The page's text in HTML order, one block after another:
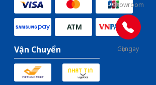
Vận Chuyển
Showroom
Gọi ngay